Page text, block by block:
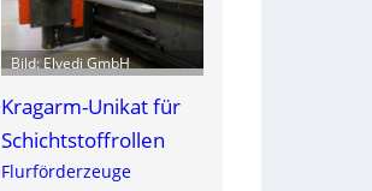
Bild: Elvedi GmbH
Kragarm-Unikat für
Schichtstoffrollen
Flurförderzeuge